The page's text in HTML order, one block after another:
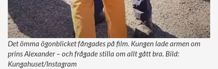
Det ömma ögonblicket fångades på film. Kungen lade armen om
prins Alexander – och frågade stilla om allt gått bra. Bild:
Kungahuset/Instagram